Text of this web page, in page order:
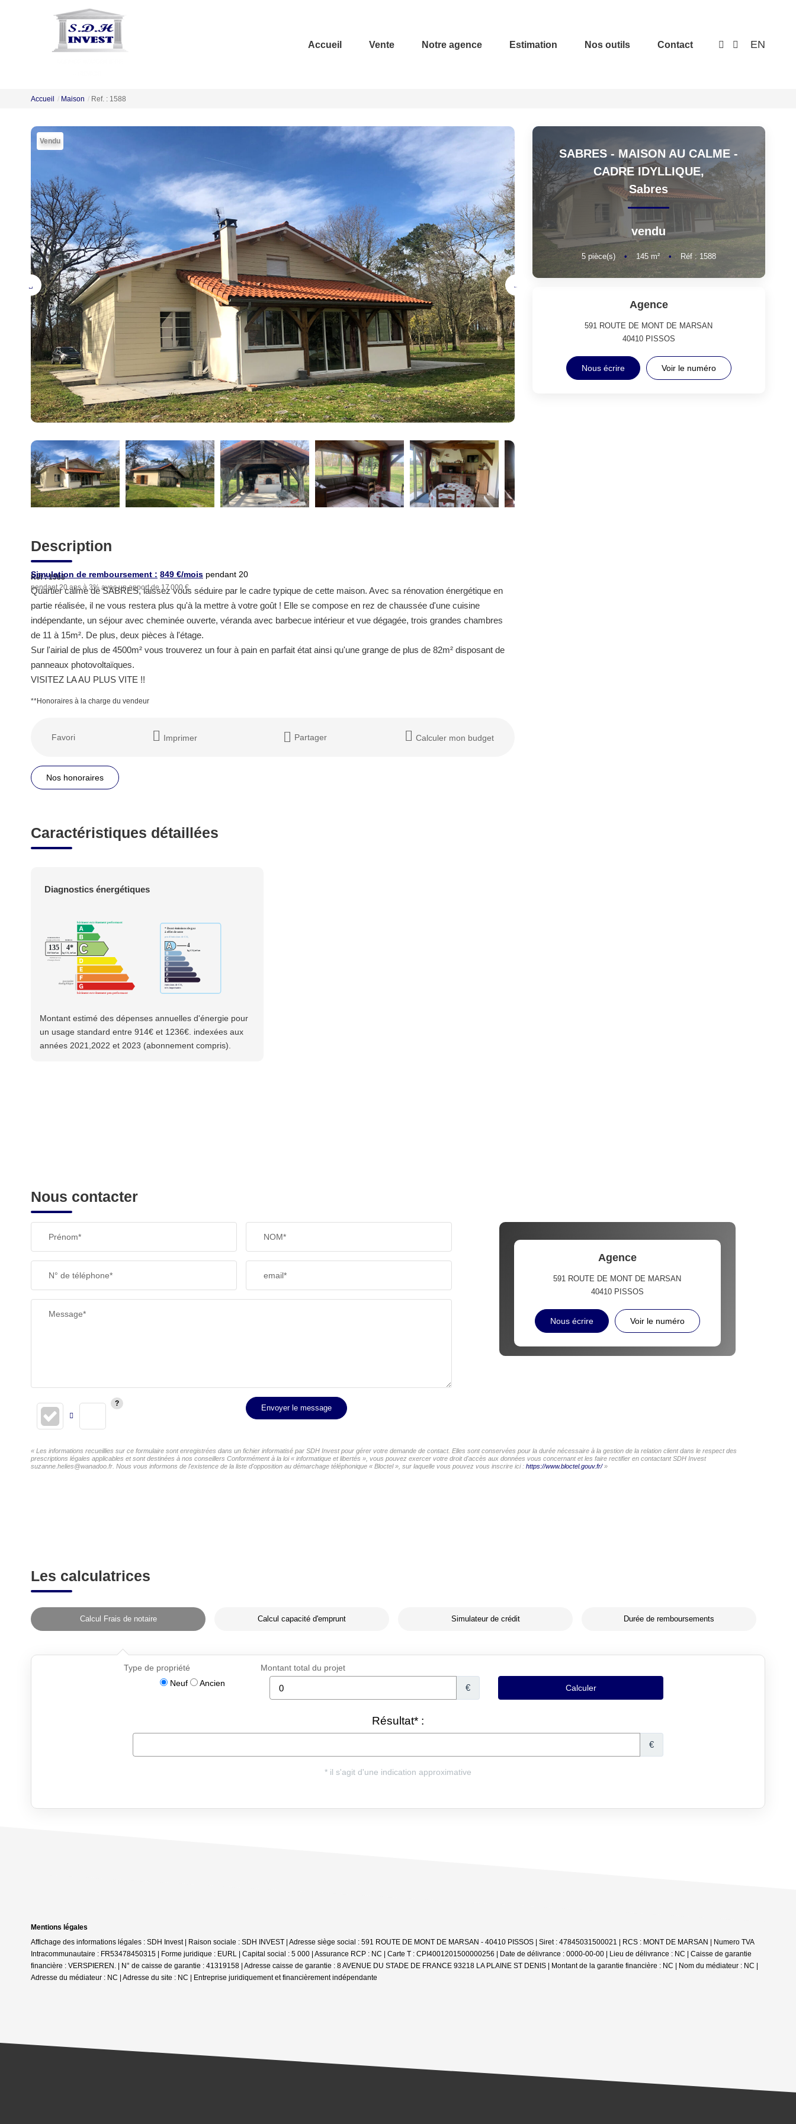
Accueil Vente Notre agence Estimation Nos outils Contact EN
Accueil Maison Ref. : 1588
Vendu
Simulation de remboursement : 849 €/mois pendant 20
ans à 3% avec un apport
de 17 000 €
pendant 20 ans à 3% avec un apport de 17 000 €
Description
Réf : 1588
Quartier calme de SABRES, laissez vous séduire par le cadre typique de cette maison. Avec sa rénovation énergétique en
partie réalisée, il ne vous restera plus qu'à la mettre à votre goût ! Elle se compose en rez de chaussée d'une cuisine
indépendante, un séjour avec cheminée ouverte, véranda avec barbecue intérieur et vue dégagée, trois grandes chambres
de 11 à 15m². De plus, deux pièces à l'étage.
Sur l'airial de plus de 4500m² vous trouverez un four à pain en parfait état ainsi qu'une grange de plus de 82m² disposant de
panneaux photovoltaïques.
VISITEZ LA AU PLUS VITE !!
**Honoraires à la charge du vendeur
Favori Imprimer Partager Calculer mon budget
Nos honoraires
Caractéristiques détaillées
Diagnostics énergétiques
Montant estimé des dépenses annuelles d'énergie pour
un usage standard entre 914€ et 1236€. indexées aux
années 2021,2022 et 2023 (abonnement compris).
SABRES - MAISON AU CALME -
CADRE IDYLLIQUE,
Sabres
vendu
5pièce(s) • 145m² • Réf : 1588
Agence
591 ROUTE DE MONT DE MARSAN
40410 PISSOS
Nous écrire Voir le numéro
Nous contacter
Prénom* NOM*
N° de téléphone* email*
Message*
Envoyer le message
Agence
591 ROUTE DE MONT DE MARSAN
40410 PISSOS
Nous écrire Voir le numéro
« Les informations recueillies sur ce formulaire sont enregistrées dans un fichier informatisé par SDH Invest pour gérer votre demande de contact. Elles sont conservées pour la durée nécessaire à la gestion de la relation client dans le respect des
prescriptions légales applicables et sont destinées à nos conseillers Conformément à la loi « informatique et libertés », vous pouvez exercer votre droit d'accès aux données vous concernant et les faire rectifier en contactant SDH Invest
suzanne.helies@wanadoo.fr. Nous vous informons de l'existence de la liste d'opposition au démarchage téléphonique « Bloctel », sur laquelle vous pouvez vous inscrire ici : https://www.bloctel.gouv.fr/»
Les calculatrices
Calcul Frais de notaire Calcul capacité d'emprunt Simulateur de crédit Durée de remboursements
Mentions légales
Affichage des informations légales : SDH Invest | Raison sociale : SDH INVEST | Adresse siège social : 591 ROUTE DE MONT DE MARSAN - 40410 PISSOS | Siret : 47845031500021 | RCS : MONT DE MARSAN | Numero TVA
Intracommunautaire : FR53478450315 | Forme juridique : EURL | Capital social : 5 000 | Assurance RCP : NC | Carte T : CPI4001201500000256 | Date de délivrance : 0000-00-00 | Lieu de délivrance : NC | Caisse de garantie
financière : VERSPIEREN. | N° de caisse de garantie : 41319158 | Adresse caisse de garantie : 8 AVENUE DU STADE DE FRANCE 93218 LA PLAINE ST DENIS | Montant de la garantie financière : NC | Nom du médiateur : NC |
Adresse du médiateur : NC | Adresse du site : NC |
Entreprise juridiquement et financièrement indépendante